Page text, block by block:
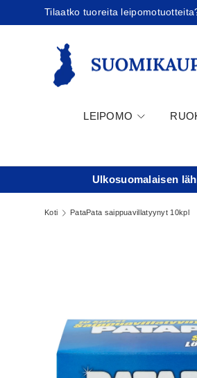
Jatka sisältöön
tilausta! Tilaatko
LEIPOMO
Ulkosuomalaisen
Koti PataPata saippuavillatyynyt 10kpl